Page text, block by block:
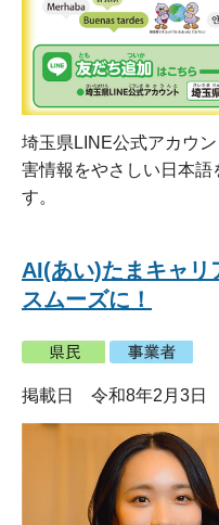
埼玉県LINE公式アカウ
害情報をやさしい日本語
す。
AI(あい)たまキャリ
スムーズに！
掲載日 令和8年2月3日